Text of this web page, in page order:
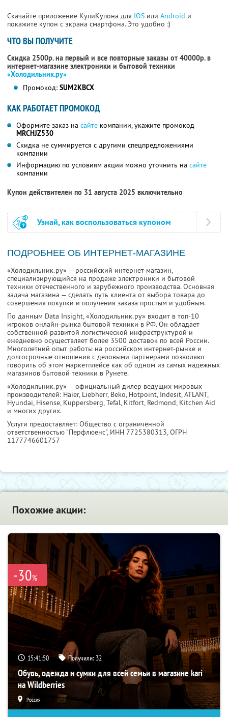
Скачайте приложение КупиКупона для IOS или Android и
покажите купон с экрана смартфона. Это удобно :)
ЧТО ВЫ ПОЛУЧИТЕ
Скидка 2500р. на первый и все повторные заказы от 40000р. в
интернет-магазине электроники и бытовой техники
«Холодильник.ру»
Промокод: SUM2KBCX
КАК РАБОТАЕТ ПРОМОКОД
Оформите заказ на сайте компании, укажите промокод
MRCHJZ530
Скидка не суммируется с другими спецпредложениями
компании
Информацию по условиям акции можно уточнить на сайте
компании
Купон действителен по 31 августа 2025 включительно
Узнай, как воспользоваться купоном
ПОДРОБНЕЕ ОБ ИНТЕРНЕТ-МАГАЗИНЕ
«Холодильник.ру» — российский интернет-магазин,
специализирующийся на продаже электроники и бытовой
техники отечественного и зарубежного производства. Основная
задача магазина — сделать путь клиента от выбора товара до
совершения покупки и получения заказа простым и удобным.
По данным Data Insight, «Холодильник.ру» входит в топ-10
игроков онлайн-рынка бытовой техники в РФ. Он обладает
собственной развитой логистической инфраструктурой и
ежедневно осуществляет более 3500 доставок по всей России.
Многолетний опыт работы на российском интернет-рынке и
долгосрочные отношения с деловыми партнерами позволяют
говорить об этом маркетплейсе как об одном из самых надежных
магазинов бытовой техники в Рунете.
«Холодильник.ру» — официальный дилер ведущих мировых
производителей: Haier, Liebherr, Beko, Hotpoint, Indesit, ATLANT,
Hyundai, Hisense, Kuppersberg, Tefal, Kitfort, Redmond, Kitchen Aid
и многих других.
Услуги предоставляет: Общество с ограниченной
ответственностью "Перфлюенс", ИНН 7725380313, ОГРН
1177746601757
Похожие акции:
-30%
15:41:49 Получили: 32
Обувь, одежда и сумки для всей семьи в магазине kari
на Wildberries
Россия